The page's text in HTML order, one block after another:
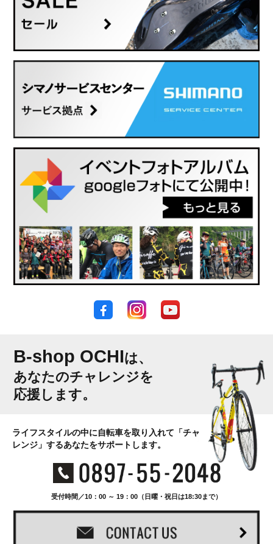
B-shop OCHIは、
あなたのチャレンジを
応援します。
ライフスタイルの中に自転車を取り入れて「チャ
レンジ」するあなたをサポートします。
受付時間／10：00 ～ 19：00（日曜・祝日は18:30まで）